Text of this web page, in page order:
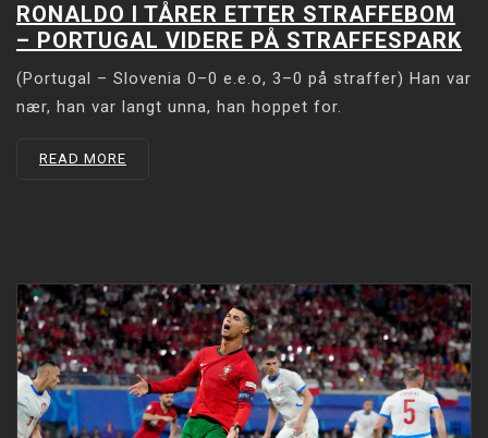
RONALDO I TÅRER ETTER STRAFFEBOM
– PORTUGAL VIDERE PÅ STRAFFESPARK
(Portugal – Slovenia 0–0 e.e.o, 3–0 på straffer) Han var
nær, han var langt unna, han hoppet for.
READ MORE